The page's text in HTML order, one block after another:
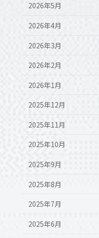
2026年5月
2026年4月
2026年3月
2026年2月
2026年1月
2025年12月
2025年11月
2025年10月
2025年9月
2025年8月
2025年7月
2025年6月